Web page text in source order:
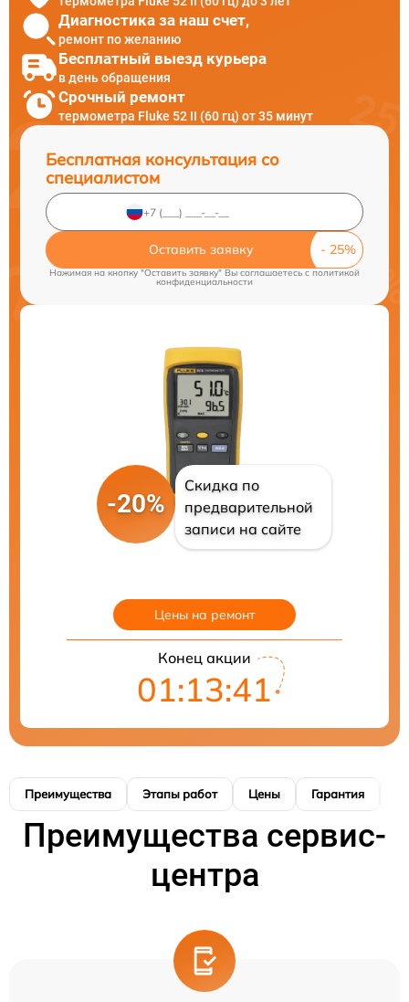
Диагностика за наш счет,
ремонт по желанию
Бесплатный выезд курьера
в день обращения
Срочный ремонт
термометра Fluke 52 II (60 гц) от 35 минут
Бесплатная консультация со
специалистом
Оставить заявку
Нажимая на кнопку "Оставить заявку" Вы соглашаетесь cполитикой
конфиденциальности
-20%
Скидка по
предварительной
записи на сайте
Цены на ремонт
Конец акции
01:13:40
Преимущества Этапы работ Цены Гарантия
Преимущества сервис-
центра